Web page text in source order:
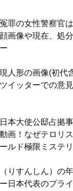
罪の女性警察官
画像や現在、処
人形の画像(初代
イッターでの意見
本大使公邸占拠
画！なぜテロリ
ルド極限ミステ
りすんしん）の
日本代表のプラ